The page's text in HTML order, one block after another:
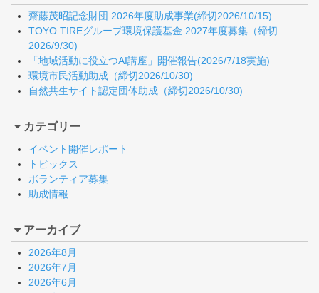
齋藤茂昭記念財団 2026年度助成事業(締切2026/10/15)
TOYO TIREグループ環境保護基金 2027年度募集（締切
2026/9/30)
「地域活動に役立つAI講座」開催報告(2026/7/18実施)
環境市民活動助成（締切2026/10/30)
自然共生サイト認定団体助成（締切2026/10/30)
カテゴリー
イベント開催レポート
トピックス
ボランティア募集
助成情報
アーカイブ
2026年8月
2026年7月
2026年6月